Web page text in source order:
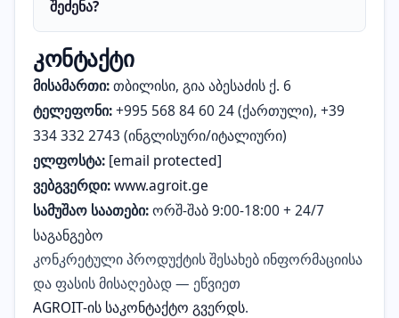
შეძენა?
კონტაქტი
მისამართი:თბილისი, გია აბესაძის ქ. 6
ტელეფონი:+995 568 84 60 24 (ქართული), +39
334 332 2743 (ინგლისური/იტალიური)
ელფოსტა: [email protected]
ვებგვერდი:www.agroit.ge
სამუშაო საათები:ორშ-შაბ 9:00-18:00 + 24/7
საგანგებო
კონკრეტული პროდუქტის შესახებ ინფორმაციისა
და ფასის მისაღებად — ეწვიეთ
AGROIT-ის საკონტაქტო გვერდს.